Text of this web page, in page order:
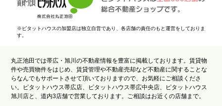
※ピタットハウスの加盟店は独立自営であり、各店舗の責任のもと運営をしておりま
す。
丸正池田では帯広・旭川の不動産情報を豊富に掲載しております。賃貸物
件や売買物件をはじめ、賃貸管理や不動産売却など不動産に関することな
らなんでもサポートさせて頂いておりますので、お気軽にご相談くださ
い。ピタットハウス帯広店、ピタットハウス帯広中央店、ピタットハウス
旭川店と、道内3店舗で営業しております。ご相談はお近くの店舗まで。